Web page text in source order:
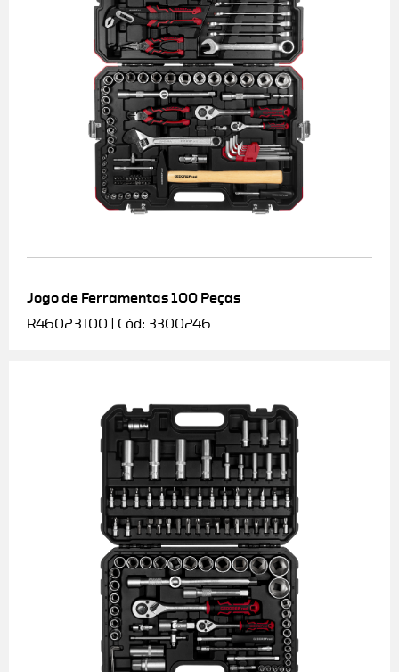
Jogo de Ferramentas 100 Peças
R46023100 | Cód: 3300246